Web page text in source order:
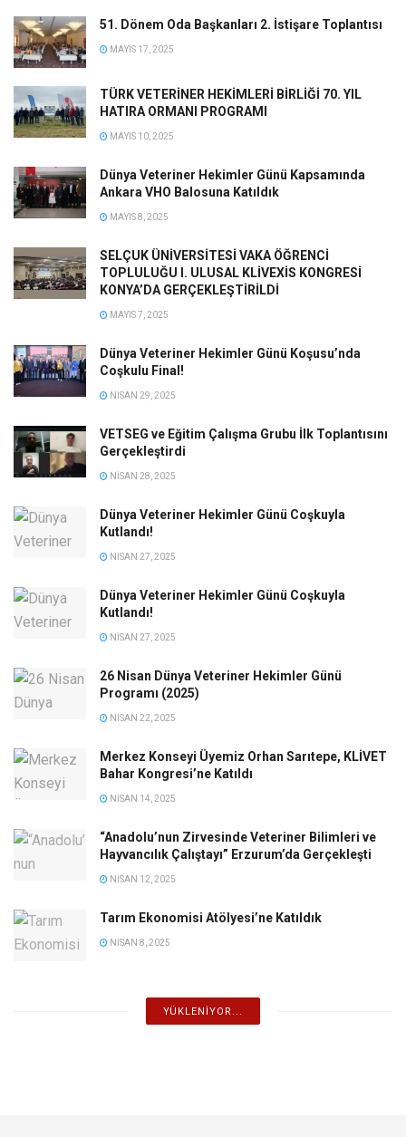
51. Dönem Oda Başkanları 2. İstişare Toplantısı
MAYIS 17, 2025
TÜRK VETERİNER HEKİMLERİ BİRLİĞİ 70. YIL
HATIRA ORMANI PROGRAMI
MAYIS 10, 2025
Dünya Veteriner Hekimler Günü Kapsamında
Ankara VHO Balosuna Katıldık
MAYIS 8, 2025
SELÇUK ÜNİVERSİTESİ VAKA ÖĞRENCİ
TOPLULUĞU I. ULUSAL KLİVEXİS KONGRESİ
KONYA’DA GERÇEKLEŞTİRİLDİ
MAYIS 7, 2025
Dünya Veteriner Hekimler Günü Koşusu’nda
Coşkulu Final!
NISAN 29, 2025
VETSEG ve Eğitim Çalışma Grubu İlk Toplantısını
Gerçekleştirdi
NISAN 28, 2025
Dünya Veteriner Hekimler Günü Coşkuyla
Kutlandı!
NISAN 27, 2025
Dünya Veteriner Hekimler Günü Coşkuyla
Kutlandı!
NISAN 27, 2025
26 Nisan Dünya Veteriner Hekimler Günü
Programı (2025)
NISAN 22, 2025
Merkez Konseyi Üyemiz Orhan Sarıtepe, KLİVET
Bahar Kongresi’ne Katıldı
NISAN 14, 2025
“Anadolu’nun Zirvesinde Veteriner Bilimleri ve
Hayvancılık Çalıştayı” Erzurum’da Gerçekleşti
NISAN 12, 2025
Tarım Ekonomisi Atölyesi’ne Katıldık
NISAN 8, 2025
YÜKLENIYOR...